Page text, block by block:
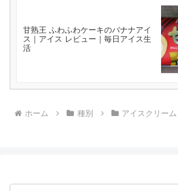
甘熟王 ふわふわケーキのバナナアイ
ス｜アイス レビュー｜毎日アイス生
活
ホーム 種別 アイスクリーム